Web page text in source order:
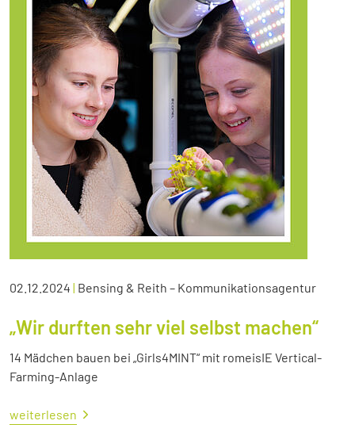
02.12.2024 | Bensing & Reith – Kommunikationsagentur
„Wir durften sehr viel selbst machen“
14 Mädchen bauen bei „Girls4MINT“ mit romeisIE Vertical-
Farming-Anlage
weiterlesen